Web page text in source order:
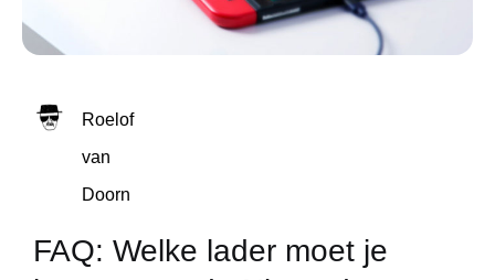
Roelof
van
Doorn
FAQ: Welke lader moet je